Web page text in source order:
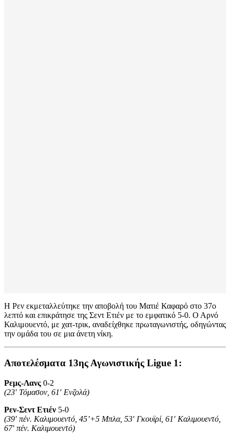
Η Ρεν εκμεταλλεύτηκε την αποβολή του Ματιέ Καφαρό στο 37ο
λεπτό και επικράτησε της Σεντ Ετιέν με το εμφατικό 5-0. Ο Αρνό
Καλιμουεντό, με χατ-τρικ, αναδείχθηκε πρωταγωνιστής, οδηγώντας
την ομάδα του σε μια άνετη νίκη.
Αποτελέσματα 13ης Αγωνιστικής Ligue 1:
Ρεμς-Λανς 0-2
(23′ Τόμασον, 61′ Ενζολά)
Ρεν-Σεντ Ετιέν 5-0
(39′ πέν. Καλιμουεντό, 45’+5 Μπλα, 53′ Γκουϊρί, 61′ Καλιμουεντό,
67′ πέν. Καλιμουεντό)